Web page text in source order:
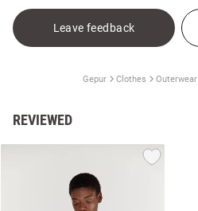
Leave feedback
Gepur Clothes Outerwear
REVIEWED